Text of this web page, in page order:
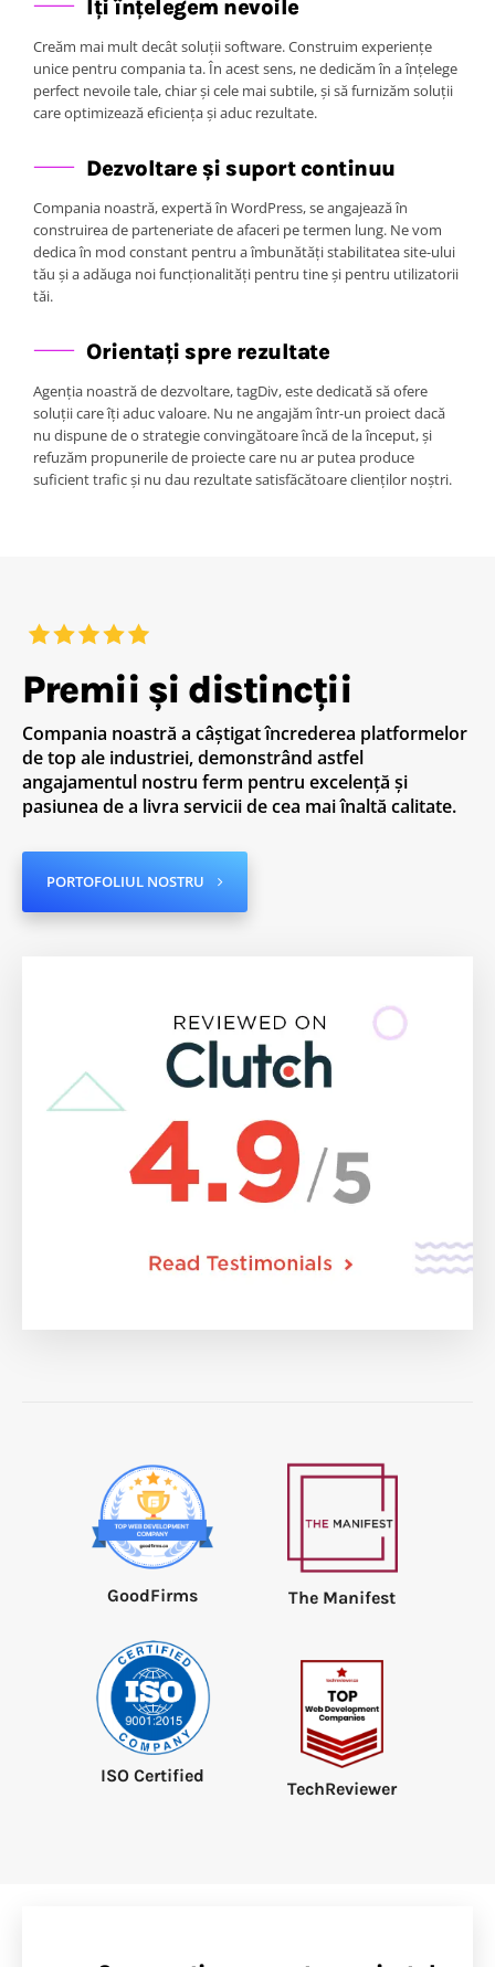
Îți înțelegem nevoile
Creăm mai mult decât soluții software. Construim experiențe
unice pentru compania ta. În acest sens, ne dedicăm în a înțelege
perfect nevoile tale, chiar și cele mai subtile, și să furnizăm soluții
care optimizează eficiența și aduc rezultate.
Dezvoltare și suport continuu
Compania noastră, expertă în WordPress, se angajează în
construirea de parteneriate de afaceri pe termen lung. Ne vom
dedica în mod constant pentru a îmbunătăți stabilitatea site-ului
tău și a adăuga noi funcționalități pentru tine și pentru utilizatorii
tăi.
Orientați spre rezultate
Agenția noastră de dezvoltare, tagDiv, este dedicată să ofere
soluții care îți aduc valoare. Nu ne angajăm într-un proiect dacă
nu dispune de o strategie convingătoare încă de la început, și
refuzăm propunerile de proiecte care nu ar putea produce
suficient trafic și nu dau rezultate satisfăcătoare clienților noștri.
Premii și distincții
Compania noastră a câștigat încrederea platformelor
de top ale industriei, demonstrând astfel
angajamentul nostru ferm pentru excelență și
pasiunea de a livra servicii de cea mai înaltă calitate.
PORTOFOLIUL NOSTRU
GoodFirms The Manifest
ISO Certified
TechReviewer